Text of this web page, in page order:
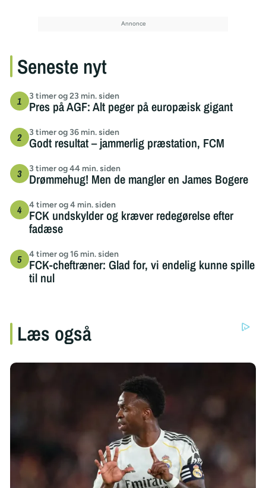
Seneste nyt
3 timer og 23 min. siden
Pres på AGF: Alt peger på europæisk gigant
3 timer og 36 min. siden
Godt resultat – jammerlig præstation, FCM
3 timer og 44 min. siden
Drømmehug! Men de mangler en James Bogere
4 timer og 4 min. siden
FCK undskylder og kræver redegørelse efter
fadæse
4 timer og 16 min. siden
FCK-cheftræner: Glad for, vi endelig kunne spille
til nul